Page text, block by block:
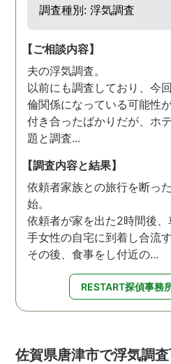
調査種別: 浮気調査
【ご相談内容】
夫の浮気調査。
以前にも調査しており、今
倫関係になっている可能性が
付き合ったばかりだが、ホ
題と調査...
【調査内容と結果】
依頼者家族との旅行を断っ
始。
依頼者が家を出た2時間後
手女性の自宅に到着し合流す
その後、食事をし付近の...
RESTART探偵事務
佐賀県唐津市で浮気調